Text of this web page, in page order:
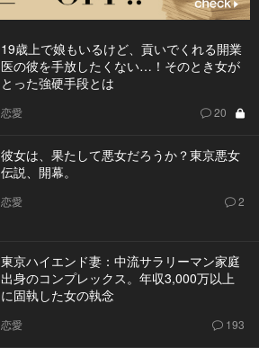
19歳上で娘もいるけど、貢いでくれる開業
医の彼を手放したくない…！そのとき女が
とった強硬手段とは
恋愛 20
彼女は、果たして悪女だろうか？東京悪女
伝説、開幕。
恋愛 2
東京ハイエンド妻：中流サラリーマン家庭
出身のコンプレックス。年収3,000万以上
に固執した女の執念
恋愛 193